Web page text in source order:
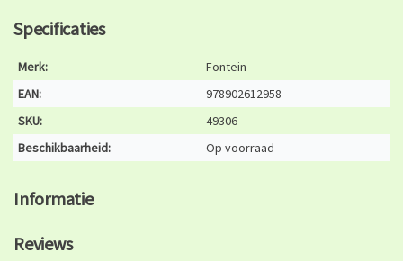
Specificaties
Merk:
Fontein
EAN:
978902612958
SKU:
49306
Beschikbaarheid:
Op voorraad
Informatie
Reviews